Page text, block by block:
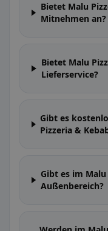
Bietet Malu
Mitnehmen an?
Bietet Malu
Lieferservice?
Gibt es
Pizzeria &
Gibt es im
Außenbereich?